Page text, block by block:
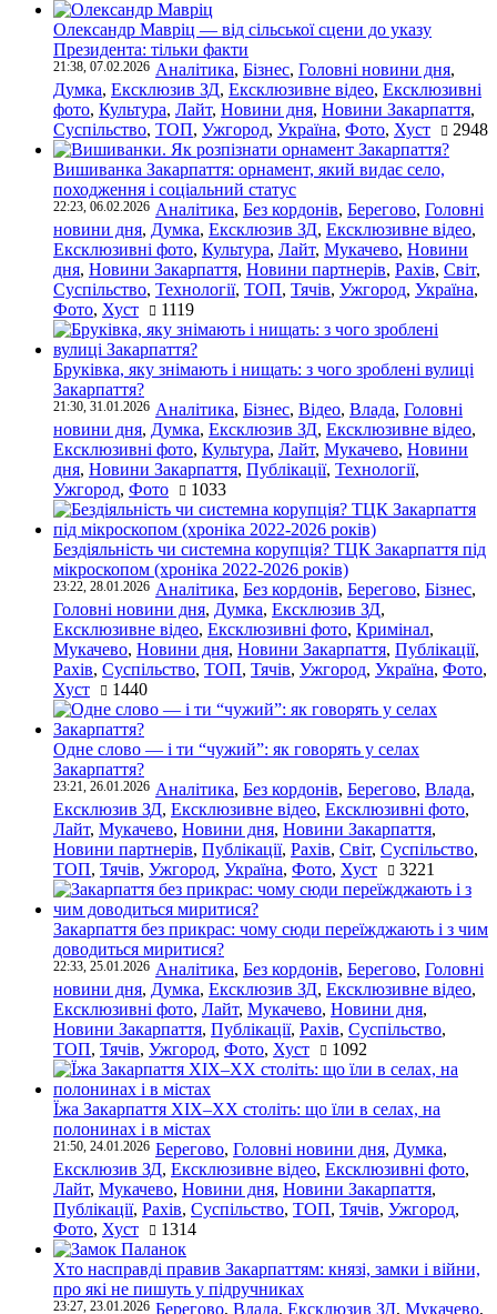
Олександр Мавріц — від сільської сцени до указу
Президента: тільки факти
21:38, 07.02.2026 Аналітика, Бізнес, Головні новини дня,
Думка, Ексклюзив ЗД, Ексклюзивне відео, Ексклюзивні
фото, Культура, Лайт, Новини дня, Новини Закарпаття,
Суспільство, ТОП, Ужгород, Україна, Фото, Хуст 2948
Вишиванка Закарпаття: орнамент, який видає село,
походження і соціальний статус
22:23, 06.02.2026 Аналітика, Без кордонів, Берегово, Головні
новини дня, Думка, Ексклюзив ЗД, Ексклюзивне відео,
Ексклюзивні фото, Культура, Лайт, Мукачево, Новини
дня, Новини Закарпаття, Новини партнерів, Рахів, Світ,
Суспільство, Технології, ТОП, Тячів, Ужгород, Україна,
Фото, Хуст 1119
Бруківка, яку знімають і нищать: з чого зроблені вулиці
Закарпаття?
21:30, 31.01.2026 Аналітика, Бізнес, Відео, Влада, Головні
новини дня, Думка, Ексклюзив ЗД, Ексклюзивне відео,
Ексклюзивні фото, Культура, Лайт, Мукачево, Новини
дня, Новини Закарпаття, Публікації, Технології,
Ужгород, Фото 1033
Бездіяльність чи системна корупція? ТЦК Закарпаття під
мікроскопом (хроніка 2022-2026 років)
23:22, 28.01.2026 Аналітика, Без кордонів, Берегово, Бізнес,
Головні новини дня, Думка, Ексклюзив ЗД,
Ексклюзивне відео, Ексклюзивні фото, Кримінал,
Мукачево, Новини дня, Новини Закарпаття, Публікації,
Рахів, Суспільство, ТОП, Тячів, Ужгород, Україна, Фото,
Хуст
1440
Одне слово — і ти “чужий”: як говорять у селах
Закарпаття?
23:21, 26.01.2026 Аналітика, Без кордонів, Берегово, Влада,
Ексклюзив ЗД, Ексклюзивне відео, Ексклюзивні фото,
Лайт, Мукачево, Новини дня, Новини Закарпаття,
Новини партнерів, Публікації, Рахів, Світ, Суспільство,
ТОП, Тячів, Ужгород, Україна, Фото, Хуст 3221
Закарпаття без прикрас: чому сюди переїжджають і з чим
доводиться миритися?
22:33, 25.01.2026 Аналітика, Без кордонів, Берегово, Головні
новини дня, Думка, Ексклюзив ЗД, Ексклюзивне відео,
Ексклюзивні фото, Лайт, Мукачево, Новини дня,
Новини Закарпаття, Публікації, Рахів, Суспільство,
ТОП, Тячів, Ужгород, Фото, Хуст 1092
Їжа Закарпаття ХІХ–ХХ століть: що їли в селах, на
полонинах і в містах
21:50, 24.01.2026 Берегово, Головні новини дня, Думка,
Ексклюзив ЗД, Ексклюзивне відео, Ексклюзивні фото,
Лайт, Мукачево, Новини дня, Новини Закарпаття,
Публікації, Рахів, Суспільство, ТОП, Тячів, Ужгород,
Фото, Хуст 1314
Хто насправді правив Закарпаттям: князі, замки і війни,
про які не пишуть у підручниках
23:27, 23.01.2026 Берегово, Влада, Ексклюзив ЗД, Мукачево,